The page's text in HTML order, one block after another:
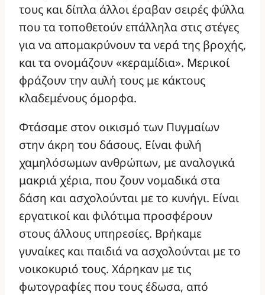
τους και δίπλα άλλοι έραβαν σειρές φύλλα
που τα τοποθετούν επάλληλα στις στέγες
για να απομακρύνουν τα νερά της βροχής,
και τα ονομάζουν «κεραμίδια». Μερικοί
φράζουν την αυλή τους με κάκτους
κλαδεμένους όμορφα.
Φτάσαμε στον οικισμό των Πυγμαίων
στην άκρη του δάσους. Είναι φυλή
χαμηλόσωμων ανθρώπων, με αναλογικά
μακριά χέρια, που ζουν νομαδικά στα
δάση και ασχολούνται με το κυνήγι. Είναι
εργατικοί και φιλότιμα προσφέρουν
στους άλλους υπηρεσίες. Βρήκαμε
γυναίκες και παιδιά να ασχολούνται με το
νοικοκυριό τους. Χάρηκαν με τις
φωτογραφίες που τους έδωσα, από